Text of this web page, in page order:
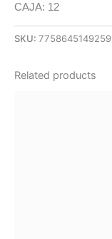
CAJA: 12
SKU: 7758645149259
Related products